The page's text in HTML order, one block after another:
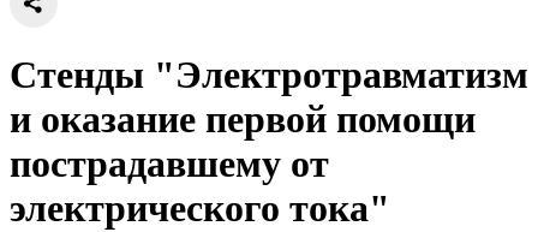
Стенды "Электротравматизм
и оказание первой помощи
пострадавшему от
электрического тока"